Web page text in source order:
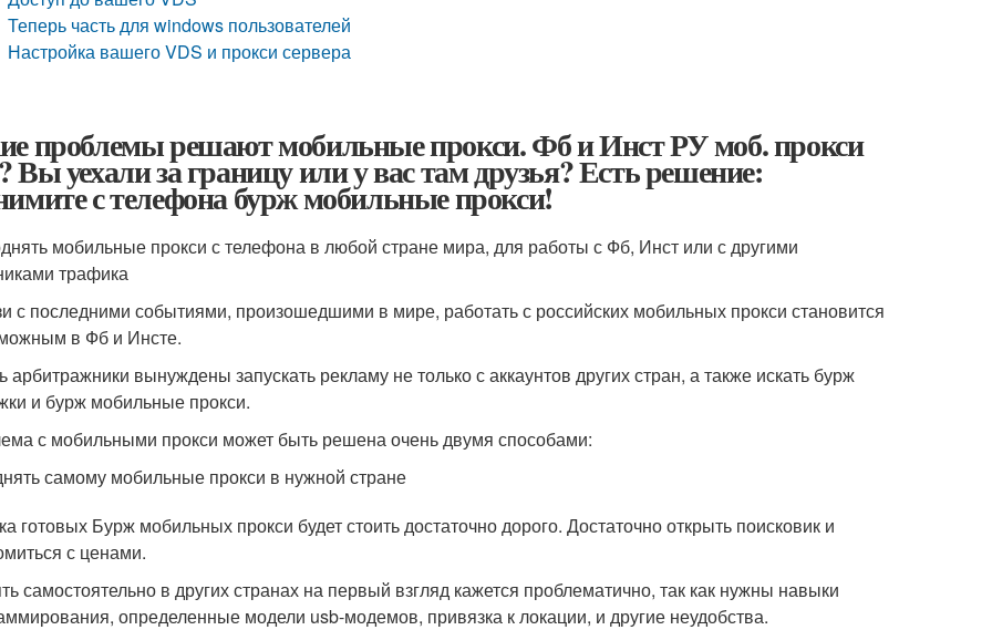
Теперь часть для windows пользователей
Настройка вашего VDS и прокси сервера
проблемы решают мобильные прокси. Фб и Инст РУ моб. прокси
Вы уехали за границу или у вас там друзья? Есть решение:
с телефона бурж мобильные прокси!
мобильные прокси с телефона в любой стране мира, для работы с Фб, Инст или с другими
трафика
с последними событиями, произошедшими в мире, работать с российских мобильных прокси становится
в Фб и Инсте.
арбитражники вынуждены запускать рекламу не только с аккаунтов других стран, а также искать бурж
и бурж мобильные прокси.
с мобильными прокси может быть решена очень двумя способами:
самому мобильные прокси в нужной стране
готовых Бурж мобильных прокси будет стоить достаточно дорого. Достаточно открыть поисковик и
с ценами.
самостоятельно в других странах на первый взгляд кажется проблематично, так как нужны навыки
определенные модели usb-модемов, привязка к локации, и другие неудобства.